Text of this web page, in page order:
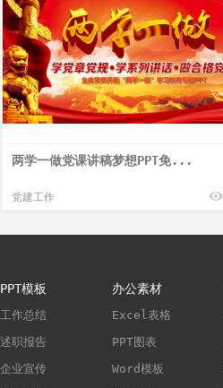
两学一做党课讲稿梦想PPT免...
党建工作
PPT模板
工作总结
述职报告
企业宣传
办公素材
Excel表格
PPT图表
Word模板